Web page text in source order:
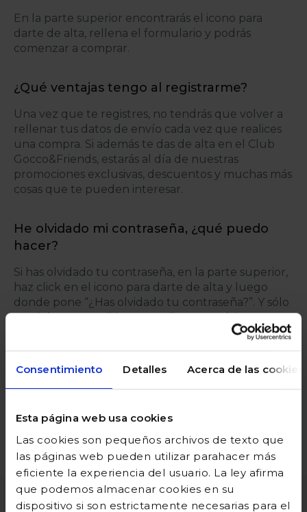
Consentimiento Detalles Acerca de las cookies
Esta página web usa cookies
Las cookies son pequeños archivos de texto que
las páginas web pueden utilizar parahacer más
eficiente la experiencia del usuario. La ley afirma
que podemos almacenar cookies en su
dispositivo si son estrictamente necesarias para el
En la parte superior encontrarás el icono para
darte de alta, rellena el formulario y podrás
comenzar a comprar.
¿Qué ventajas tengo al registrarme?
Una vez que te registres, no tendrás que volver a
rellenar tus datos de envío cada vez que realices
una compra. Si además te das de alta en el Club
Gocco&Friends, estarás al día de nuestras
promociones exclusivas, descuentos y muchas más
cosas que te pueden interesar.
He olvidado mi contraseña, ¿qué puedo
hacer?
Si has olvidado tu contraseña, en la parte superior,
haz click en el icono para darte de alta y luego
donde pone “¿Has olvidado tu contraseña?”. Y sólo
tendrás que escribir tu e-mail y automáticamente
Una vez que me he registrado, ¿cómo
puedo modificar mis datos?
Accede a tu cuenta, en la parte superior de la
modificar lo que desees, acuérdate de darle luego
a “Guardar”.